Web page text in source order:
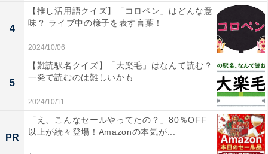
4
【推し活用語クイズ】「コロペン」はどんな意
味？ ライブ中の様子を表す言葉！
2024/10/06
5
【難読駅名クイズ】「大楽毛」はなんて読む？
一発で読むのは難しいかも…
2024/10/11
PR
「え、こんなセールやってたの？」80％OFF
以上が続々登場！Amazonの本気が...